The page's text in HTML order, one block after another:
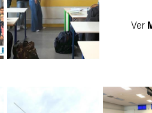
Ver
06_2.jpg